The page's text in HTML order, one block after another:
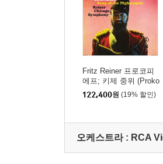
Fritz Reiner 프로코피
에프; 키제 중위 (Proko
fiev: Lieutenant Kije /
Stravinsky: Song Of T
122,400원 (19% 할인)
오케스트라 : RCA